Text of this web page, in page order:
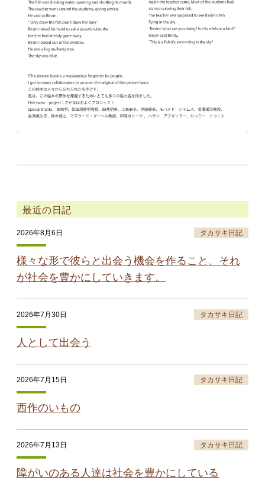
最近の日記
2026年8月6日 タカサキ日記
様々な形で彼らと出会う機会を作ること、それ
が社会を豊かにしていきます。
2026年7月30日 タカサキ日記
人として出会う
2026年7月15日 タカサキ日記
西作のいもの
2026年7月13日 タカサキ日記
障がいのある人達は社会を豊かにしている